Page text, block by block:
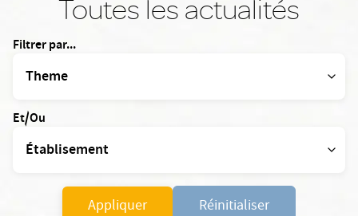
Toutes les actualités
Filtrer par...
Et/Ou
Appliquer Réinitialiser